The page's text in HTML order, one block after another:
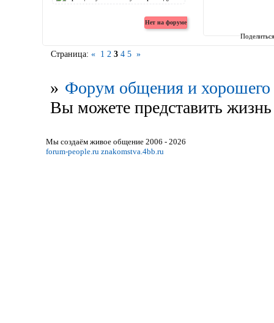
Страница: « 1 2 3 4 5 »
» Форум общения и хорошего
Вы можете представить жизнь
Мы создаём живое общение 2006 - 2026
forum-people.ru znakomstva.4bb.ru